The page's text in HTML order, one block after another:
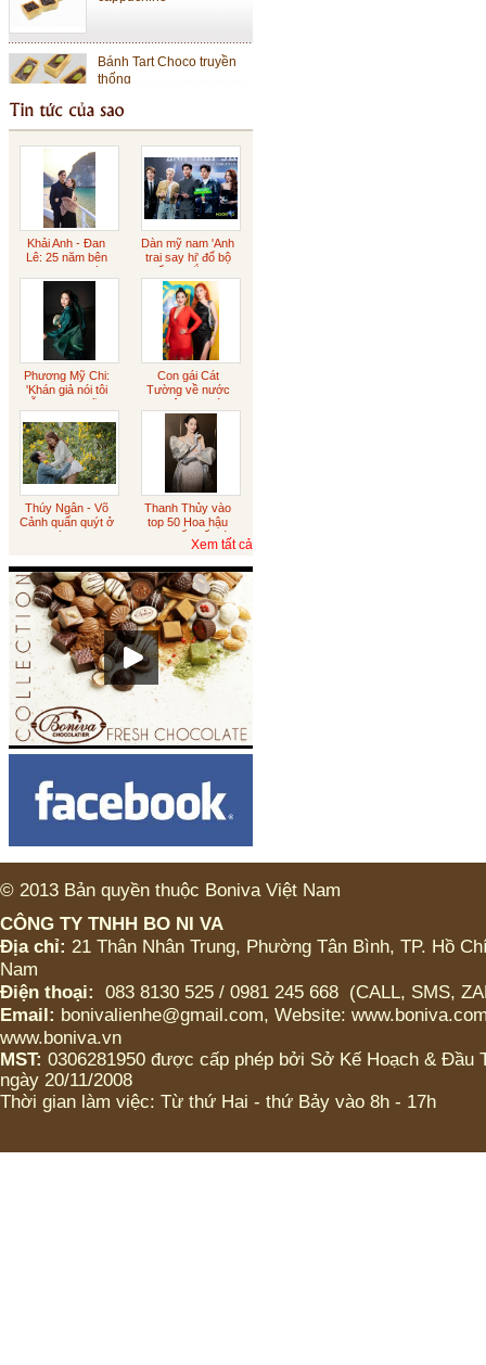
Bánh Tart Choco truyền
thống
Bánh Cheese Tart Lớn
Bánh Cheese Tart Nhỏ
Sôcôla Gianduja
Sôcôla rắc vàng
Sôcôla vỏ cam
Sôcôla Theo Yêu Cầu
Khách Hàng
Theo Yêu Cầu
Hạt sen
LỚN (CÓ TRÂN CHÂU
ICED CHOCO MOKA LY
HOẶC KHÔNG)
ICED CHOCO LY LỚN
(CÓ TRÂN CHÂU HOẶC
KHÔNG)
KHÔNG)
Khải Anh - Đan
Lê: 25 năm bên
nhau ngọt ngào
Dàn mỹ nam 'Anh
trai say hi' đổ bộ
buổi ra mắt phim
Phương Mỹ Chi:
'Khán giả nói tôi
diễn sượng cũng
Con gái Cát
Tường về nước
xin việc sau tám
năm du học
Australia
Thúy Ngân - Võ
Cảnh quấn quýt ở
Đà Lạt
Thanh Thủy vào
top 50 Hoa hậu
đẹp nhất thế giới
Xem tất cả
© 2013 Bản quyền thuộc Boniva Việt Nam
CÔNG TY TNHH BO NI VA
Địa chỉ: 21 Thân Nhân Trung, Phường Tân Bình, TP. Hồ
Nam
Điện thoại:
083 8130 525 / 0981 245 668 (CALL, SMS,
Email: bonivalienhe@gmail.com, Website:
www.boniva.vn
MST: 0306281950 được cấp phép bởi Sở Kế Hoạch & Đầu
ngày 20/11/2008
Thời gian làm việc: Từ thứ Hai - thứ Bảy vào 8h - 17h